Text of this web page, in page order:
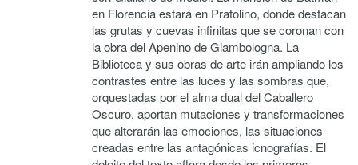
en Florencia estará en Pratolino, donde destacan
las grutas y cuevas infinitas que se coronan con
la obra del Apenino de Giambologna. La
Biblioteca y sus obras de arte irán ampliando los
contrastes entre las luces y las sombras que,
orquestadas por el alma dual del Caballero
Oscuro, aportan mutaciones y transformaciones
que alterarán las emociones, las situaciones
creadas entre las antagónicas icnografías. El